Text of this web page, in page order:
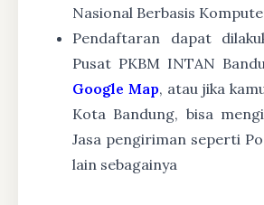
Nasional Berbasis
Pendaftaran dapat
Pusat PKBM INTAN
Google Map, atau jika
Kota Bandung, bisa
Jasa pengiriman seperti
lain sebagainya